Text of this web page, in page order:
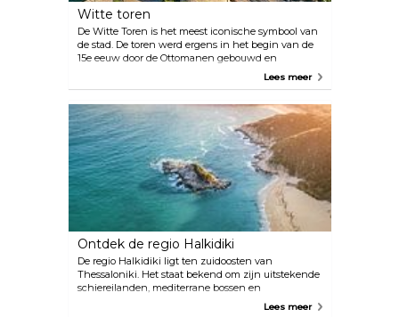
Witte toren
De Witte Toren is het meest iconische symbool van
de stad. De toren werd ergens in het begin van de
15e eeuw door de Ottomanen gebouwd en
bewaakte ooit het oostelijke uiteinde van de
Tegenwoordig is het een gastvrij museum voor
kunst en lokale geschiedenis. Het museum biedt
een snelle les in de geschiedenis van de stad.
Idealiter neem je dit goed gedoseerde overzicht in je
op voordat je doorgaat naar de meer
gespecialiseerde musea en archeologische
vindplaatsen. Pak voor het beste resultaat de gratis
audiogids bij de ingang. Op de laatste verdieping
van de toren heb je een prachtig uitzicht over de
stad.
Lees meer
Ontdek de regio Halkidiki
De regio Halkidiki ligt ten zuidoosten van
Thessaloniki. Het staat bekend om zijn uitstekende
schiereilanden, mediterrane bossen en
zandstranden in warme, beschutte baaien. De regio
Lees meer